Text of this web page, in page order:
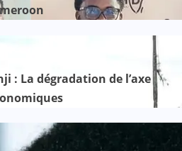
: La dégradation de l’axe